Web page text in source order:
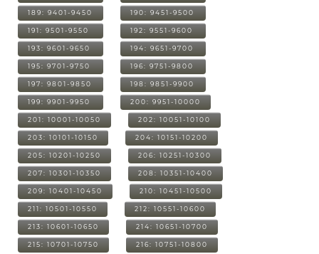
189: 9401-9450 190: 9451-9500
191: 9501-9550 192: 9551-9600
193: 9601-9650 194: 9651-9700
195: 9701-9750 196: 9751-9800
197: 9801-9850 198: 9851-9900
199: 9901-9950 200: 9951-10000
201: 10001-10050 202: 10051-10100
203: 10101-10150 204: 10151-10200
205: 10201-10250 206: 10251-10300
207: 10301-10350 208: 10351-10400
209: 10401-10450 210: 10451-10500
211: 10501-10550 212: 10551-10600
213: 10601-10650 214: 10651-10700
215: 10701-10750 216: 10751-10800